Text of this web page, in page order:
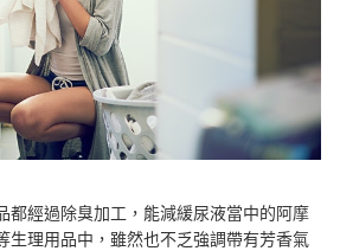
都經過除臭加工，能減緩尿液當中的阿摩
生理用品中，雖然也不乏強調帶有芳香氣